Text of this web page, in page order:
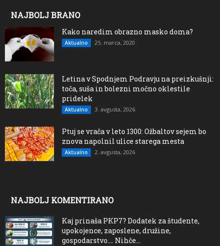
NAJBOLJ BRANO
Kako naredim obrazno masko doma?
Aktualno 25. marca, 2020
Letina v Spodnjem Podravju na preizkušnji:
toča, suša in bolezni močno oklestile
pridelek
Aktualno 3. avgusta, 2026
Ptuj se vrača v leto 1300: Ožbaltov sejem bo
znova napolnil ulice starega mesta
Aktualno 2. avgusta, 2026
NAJBOLJ KOMENTIRANO
Kaj prinaša PKP7? Dodatek za študente,
upokojence, zaposlene, družine,
gospodarstvo…. Nihče...